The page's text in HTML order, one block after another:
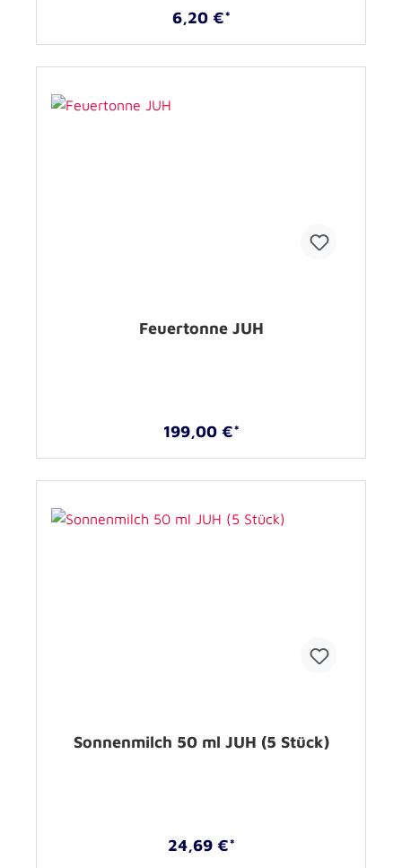
6,20 €*
Feuertonne JUH
199,00 €*
Sonnenmilch 50 ml JUH (5 Stück)
24,69 €*